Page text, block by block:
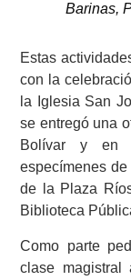
Barinas,
Estas
con la
la Iglesia San
se entregó una
Bolívar y en
especímenes
de la Plaza
Biblioteca
Como parte
clase magistral